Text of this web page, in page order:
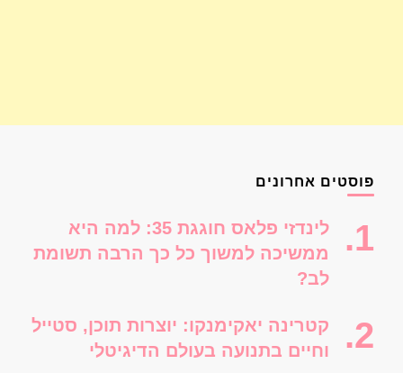
פוסטים אחרונים
לינדזי פלאס חוגגת 35: למה היא
ממשיכה למשוך כל כך הרבה תשומת
לב?
קטרינה יאקימנקו: יוצרות תוכן, סטייל
וחיים בתנועה בעולם הדיגיטלי